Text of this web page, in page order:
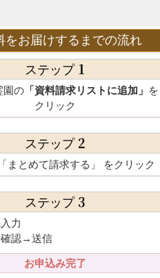
をお届けするまでの流れ
ステップ 1
園の 「資料請求リストに追加」 を
クリック
ステップ 2
まとめて請求する」 をクリック
ステップ 3
力
認→送信
お申込み完了